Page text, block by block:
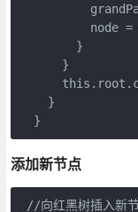
node =
        }
      }
    }
  }
添加新节点
//向红黑树插入新